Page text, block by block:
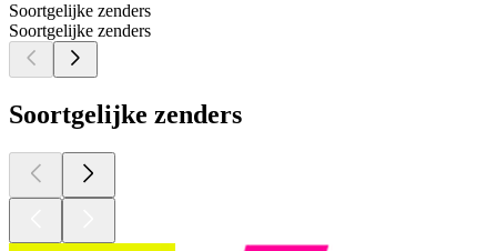
Soortgelijke zenders
Soortgelijke zenders
Soortgelijke zenders